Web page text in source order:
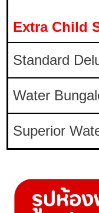
Extra Child
Standard
Water
Superior